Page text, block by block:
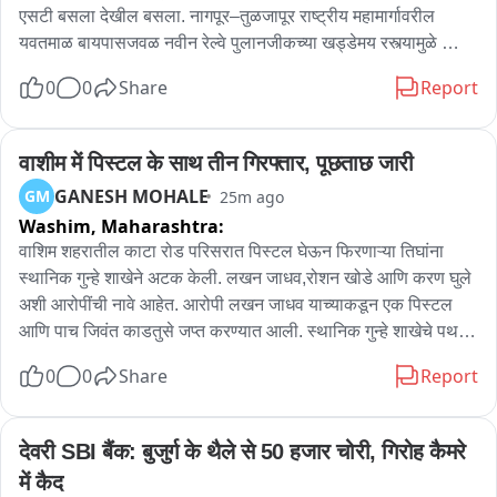
एसटी बसला देखील बसला. नागपूर–तुळजापूर राष्ट्रीय महामार्गावरील
यवतमाळ बायपासजवळ नवीन रेल्वे पुलानजीकच्या खड्डेमय रस्त्यामुळे
सुदैवाने कोणतीही जीवितहानी झाली नाही, मात्र एसटी बसचे मोठे नुकसान
तासांनी मेकॅनिकल पथक घटनास्थळी पोहोचले. महामार्गावरील खड्ड्यांमुळे
एसटीसह खासगी वाहनांचेही नुकसान होत आहे.
0 0 Share Report
वाशीम में पिस्टल के साथ तीन गिरफ्तार, पूछताछ जारी
GM GANESH MOHALE 25m ago
Washim, Maharashtra:
वाशिम शहरातील काटा रोड परिसरात पिस्टल घेऊन फिरणाऱ्या तिघांना
स्थानिक गुन्हे शाखेने अटक केली. लखन जाधव,रोशन खोडे आणि करण घुले
अशी आरोपींची नावे आहेत. आरोपी लखन जाधव याच्याकडून एक पिस्टल
आणि पाच जिवंत काडतुसे जप्त करण्यात आली. स्थानिक गुन्हे शाखेचे पथक
करण्यात आली. पोलिसांना पाहताच तिघांनी पळून जाण्याचा प्रयत्न केला;
पोलीस ठाणीत गुन्हा दाखल करण्यात आला असून पिस्टल कुठून आणले आणि
या प्रकरणात आणखी कोणाचा सहभाग आहे,याचा तपास सुरू आहे.
0 0 Share Report
देवरी SBI बैंक: बुजुर्ग के थैले से 50 हजार चोरी, गिरोह कैमरे
में कैद